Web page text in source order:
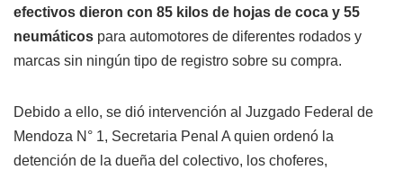
efectivos dieron con 85 kilos de hojas de coca y 55
neumáticos para automotores de diferentes rodados y
marcas sin ningún tipo de registro sobre su compra.
Debido a ello, se dió intervención al Juzgado Federal de
Mendoza N° 1, Secretaria Penal A quien ordenó la
detención de la dueña del colectivo, los choferes,